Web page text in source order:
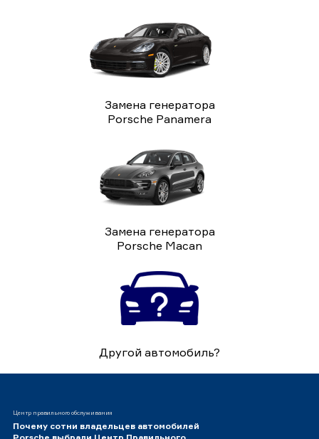
Замена генератора
Porsche Panamera
Замена генератора
Porsche Macan
Другой автомобиль?
Центр правильного обслуживания
Почему сотни владельцев автомобилей